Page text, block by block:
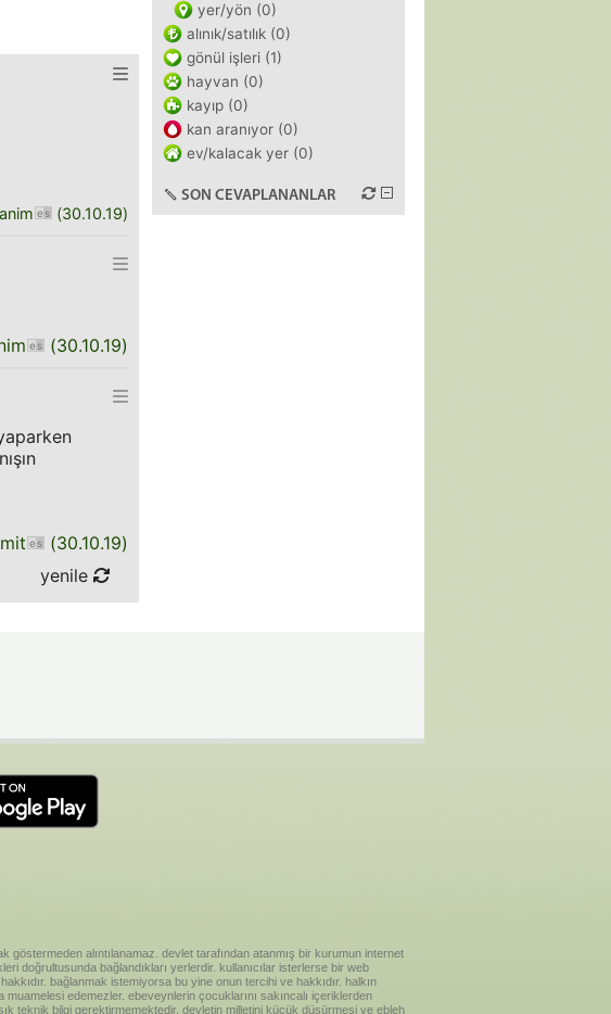
(30.10.19)
(30.10.19)
(30.10.19)
yenile
yer/yön (0)
alınık/satılık (0)
gönül işleri (1)
hayvan (0)
kayıp (0)
kan aranıyor (0)
ev/kalacak yer (0)
SON CEVAPLANANLAR
göstermeden alıntılanamaz. devlet tarafından atanmış bir kurumun internet
doğrultusunda bağlandıkları yerlerdir. kullanıcılar isterlerse bir web
bağlanmak istemiyorsa bu yine onun tercihi ve hakkıdır. halkın
edemezler. ebeveynlerin çocuklarını sakıncalı içeriklerden
teknik bilgi gerektirmemektedir. devletin milletini küçük düşürmesi ve ebleh